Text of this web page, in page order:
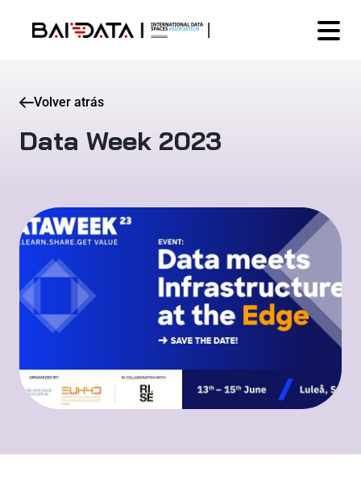
Volver atrás
Data Week 2023